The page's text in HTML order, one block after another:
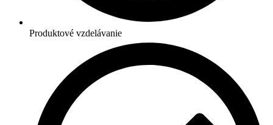
Produktové vzdelávanie